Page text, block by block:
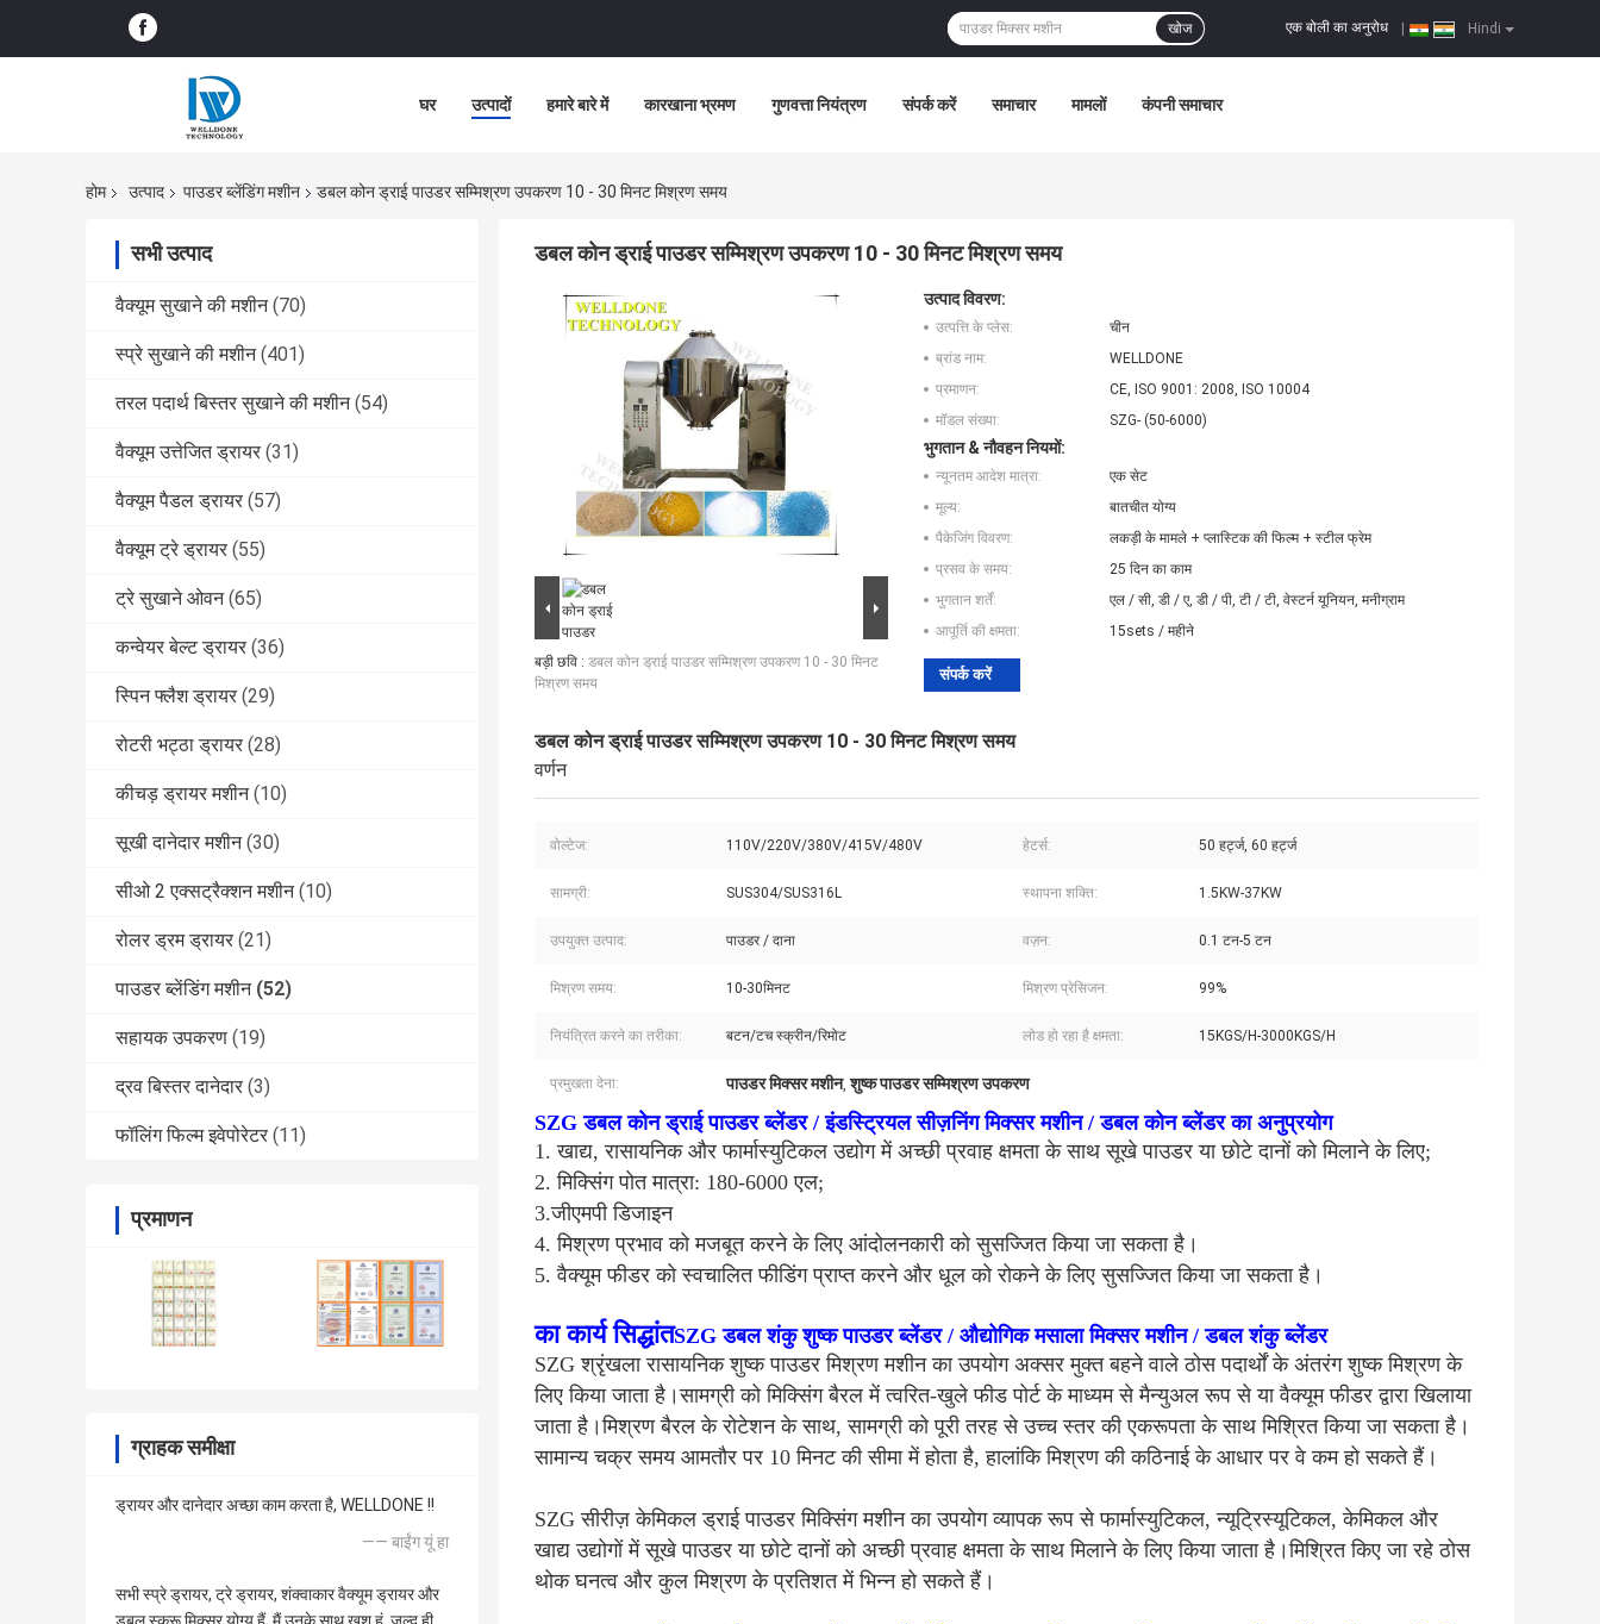
Hindi
एक बोली का अनुरोध
खोज
घर उत्पादों हमारे बारे में कारखाना भ्रमण गुणवत्ता नियंत्रण संपर्क करें समाचार मामलों कंपनी समाचार
होम उत्पाद पाउडर ब्लेंडिंग मशीन डबल कोन ड्राई पाउडर सम्मिश्रण उपकरण 10 - 30 मिनट मिश्रण समय
सभी उत्पाद
वैक्यूम सुखाने की मशीन (70)
स्प्रे सुखाने की मशीन (401)
तरल पदार्थ बिस्तर सुखाने की मशीन (54)
वैक्यूम उत्तेजित ड्रायर (31)
वैक्यूम पैडल ड्रायर (57)
वैक्यूम ट्रे ड्रायर (55)
ट्रे सुखाने ओवन (65)
कन्वेयर बेल्ट ड्रायर (36)
स्पिन फ्लैश ड्रायर (29)
रोटरी भट्ठा ड्रायर (28)
कीचड़ ड्रायर मशीन (10)
सूखी दानेदार मशीन (30)
सीओ 2 एक्सट्रैक्शन मशीन (10)
रोलर ड्रम ड्रायर (21)
पाउडर ब्लेंडिंग मशीन (52)
सहायक उपकरण (19)
द्रव बिस्तर दानेदार (3)
फॉलिंग फिल्म इवेपोरेटर (11)
प्रमाणन
ग्राहक समीक्षा
ड्रायर और दानेदार अच्छा काम करता है, WELLDONE !!
—— बाईंग यूं हा
सभी स्प्रे ड्रायर, ट्रे ड्रायर, शंक्वाकार वैक्यूम ड्रायर और
डबल कोन ड्राई पाउडर सम्मिश्रण उपकरण 10 - 30 मिनट मिश्रण समय
बड़ी छवि : डबल कोन ड्राई पाउडर सम्मिश्रण उपकरण 10 - 30 मिनट
मिश्रण समय
उत्पाद विवरण:
उत्पत्ति के प्लेस:
चीन
ब्रांड नाम:
WELLDONE
प्रमाणन:
CE, ISO 9001: 2008, ISO 10004
मॉडल संख्या:
SZG- (50-6000)
भुगतान & नौवहन नियमों:
न्यूनतम आदेश मात्रा:
एक सेट
मूल्य:
बातचीत योग्य
पैकेजिंग विवरण:
लकड़ी के मामले + प्लास्टिक की फिल्म + स्टील फ्रेम
प्रसव के समय:
25 दिन का काम
भुगतान शर्तें:
एल / सी, डी / ए, डी / पी, टी / टी, वेस्टर्न यूनियन, मनीग्राम
आपूर्ति की क्षमता:
15sets / महीने
संपर्क करें
डबल कोन ड्राई पाउडर सम्मिश्रण उपकरण 10 - 30 मिनट मिश्रण समय
वर्णन
वोल्टेज: 110V/220V/380V/415V/480V हेटर्स: 50 हर्ट्ज, 60 हर्ट्ज
सामग्री: SUS304/SUS316L स्थापना शक्ति: 1.5KW-37KW
उपयुक्त उत्पाद: पाउडर / दाना वज़न: 0.1 टन-5 टन
मिश्रण समय: 10-30मिनट मिश्रण प्रेसिजन: 99%
नियंत्रित करने का तरीका: बटन/टच स्क्रीन/रिमोट लोड हो रहा है क्षमता: 15KGS/H-3000KGS/H
प्रमुखता देना: पाउडर मिक्सर मशीन,शुष्क पाउडर सम्मिश्रण उपकरण
SZG डबल कोन ड्राई पाउडर ब्लेंडर / इंडस्ट्रियल सीज़निंग मिक्सर मशीन / डबल कोन ब्लेंडर का अनुप्रयोग
1. खाद्य, रासायनिक और फार्मास्युटिकल उद्योग में अच्छी प्रवाह क्षमता के साथ सूखे पाउडर या छोटे दानों को मिलाने के लिए;
2. मिक्सिंग पोत मात्रा: 180-6000 एल;
3.जीएमपी डिजाइन
4. मिश्रण प्रभाव को मजबूत करने के लिए आंदोलनकारी को सुसज्जित किया जा सकता है।
5. वैक्यूम फीडर को स्वचालित फीडिंग प्राप्त करने और धूल को रोकने के लिए सुसज्जित किया जा सकता है।
का कार्य सिद्धांतSZG डबल शंकु शुष्क पाउडर ब्लेंडर / औद्योगिक मसाला मिक्सर मशीन / डबल शंकु ब्लेंडर
SZG श्रृंखला रासायनिक शुष्क पाउडर मिश्रण मशीन का उपयोग अक्सर मुक्त बहने वाले ठोस पदार्थों के अंतरंग शुष्क मिश्रण के
लिए किया जाता है।सामग्री को मिक्सिंग बैरल में त्वरित-खुले फीड पोर्ट के माध्यम से मैन्युअल रूप से या वैक्यूम फीडर द्वारा खिलाया
जाता है।मिश्रण बैरल के रोटेशन के साथ, सामग्री को पूरी तरह से उच्च स्तर की एकरूपता के साथ मिश्रित किया जा सकता है।
सामान्य चक्र समय आमतौर पर 10 मिनट की सीमा में होता है, हालांकि मिश्रण की कठिनाई के आधार पर वे कम हो सकते हैं।
SZG सीरीज़ केमिकल ड्राई पाउडर मिक्सिंग मशीन का उपयोग व्यापक रूप से फार्मास्युटिकल, न्यूट्रिस्यूटिकल, केमिकल और
खाद्य उद्योगों में सूखे पाउडर या छोटे दानों को अच्छी प्रवाह क्षमता के साथ मिलाने के लिए किया जाता है।मिश्रित किए जा रहे ठोस
थोक घनत्व और कुल मिश्रण के प्रतिशत में भिन्न हो सकते हैं।